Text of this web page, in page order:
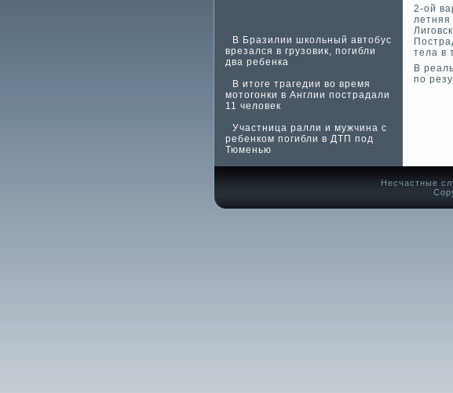
В Бразилии школьный автобус
врезался в грузовик, погибли
два ребенка
В итоге трагедии во время
мотогонки в Англии пострадали
11 человек
Участница ралли и мужчина с
ребенком погибли в ДТП под
Тюменью
2-ой
тела в
В
по
Несчастные